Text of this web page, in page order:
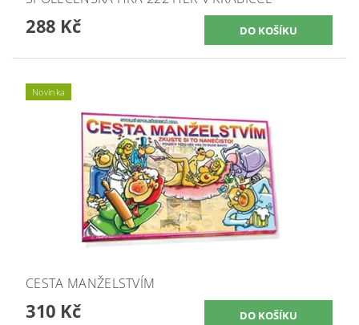
288 Kč
Novinka
CESTA MANŽELSTVÍM
310 Kč